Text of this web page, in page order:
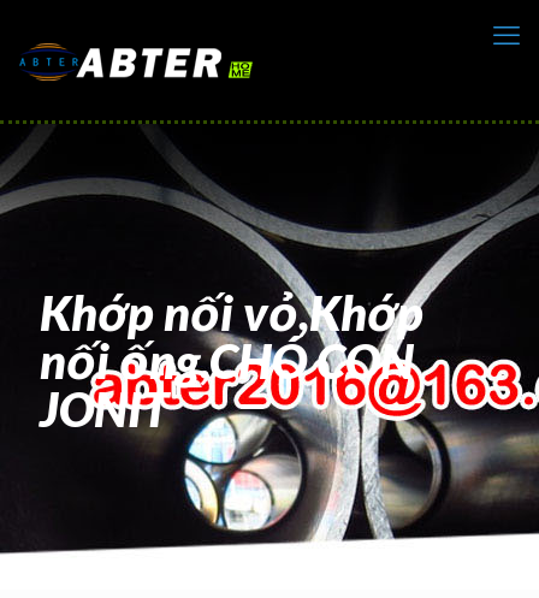
Khớp nối vỏ,Khớp
nối ống,CHÓ CON
JONIT